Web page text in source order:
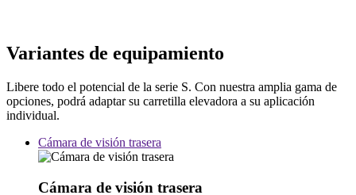
Variantes de equipamiento
Libere todo el potencial de la serie S. Con nuestra amplia gama de
opciones, podrá adaptar su carretilla elevadora a su aplicación
individual.
Cámara de visión trasera
Cámara de visión trasera